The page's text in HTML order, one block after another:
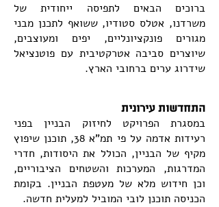
ברוכים הבאים לתפיסה ייחודית של
משרדנו, אטלס סטודיו, ששואף לתכנן מבני
מגורים פונקציונליים, יפים ומעוצבים,
שיוצרים סביבה אטרקטיבית עם פוטנציאל
שידרוג ערים ברחובי הארץ.
התחדשות עירונית
במסגרת הפרויקט לחיזוק הבניין בפני
רעידות אדמה על פי תמ"א 38, תוכנן שיפוץ
מקיף של הבניין, הכולל את היסודות, חדרי
המדרגות, המערכות והשטחים הציבוריים,
וכן חידוש מלא של מעטפת הבניין. בקומת
הכניסה תוכנן לובי המוביל למעלית חדשה.